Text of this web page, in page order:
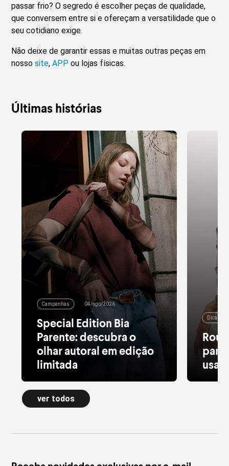
passar frio? O segredo é escolher peças de qualidade,
que conversem entre si e ofereçam a versatilidade que o
seu cotidiano exige.
Não deixe de garantir essas e muitas outras peças em
nossosite,APP ou lojas físicas.
Últimas histórias
Campanhas 04/ago/2026
Special Edition Bia
Parente: descubra o
olhar autoral em edição
limitada
Alfaiataria leve, tule estampado, pied
de poule e acessórios com pedras
naturais dão forma à nova Special
Edition
Dicas de
para
usar
ver todos